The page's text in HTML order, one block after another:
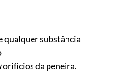
qualquer substância
orifícios da peneira.